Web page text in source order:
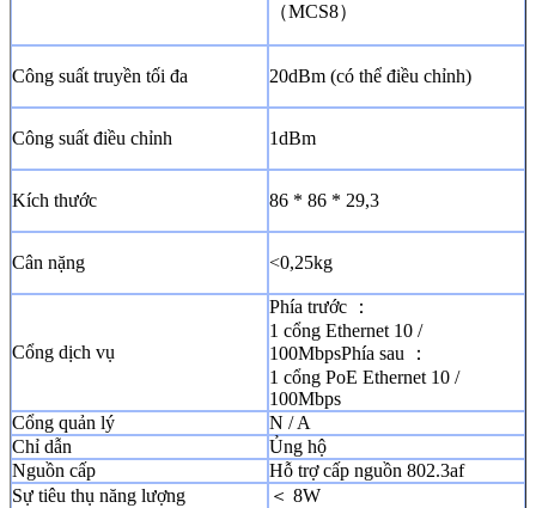
（MCS8）
Công suất truyền tối đa 20dBm (có thể điều chỉnh)
Công suất điều chỉnh 1dBm
Kích thước 86 * 86 * 29,3
Cân nặng <0,25kg
Cổng dịch vụ
Phía trước ：
1 cổng Ethernet 10 /
100MbpsPhía sau ：
1 cổng PoE Ethernet 10 /
100Mbps
Cổng quản lý
N / A
Chỉ dẫn
Ủng hộ
Nguồn cấp
Hỗ trợ cấp nguồn 802.3af
Sự tiêu thụ năng lượng
＜ 8W